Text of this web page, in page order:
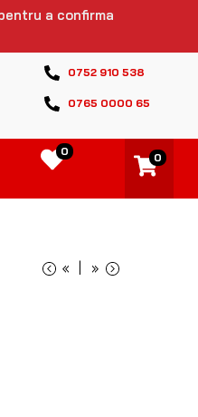
a confirma
0752 910 538
0765 0000 65
0 0
« »